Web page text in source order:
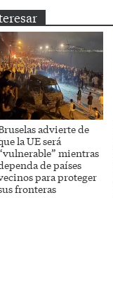
advierte de
la UE será
mientras
de países
para proteger
fronteras